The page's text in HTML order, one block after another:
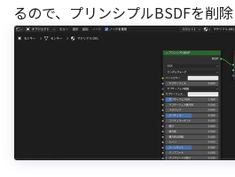
るので、プリンシプルBSDFを削除